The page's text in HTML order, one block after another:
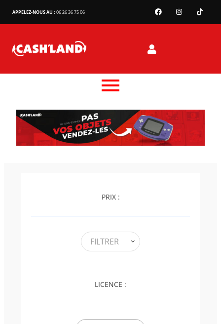
APPELEZ-NOUS AU : 06 26 36 75 06
PRIX :
FILTRER
LICENCE :